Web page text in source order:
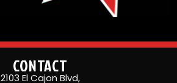
CONTACT
2103 El Cajon Blvd,